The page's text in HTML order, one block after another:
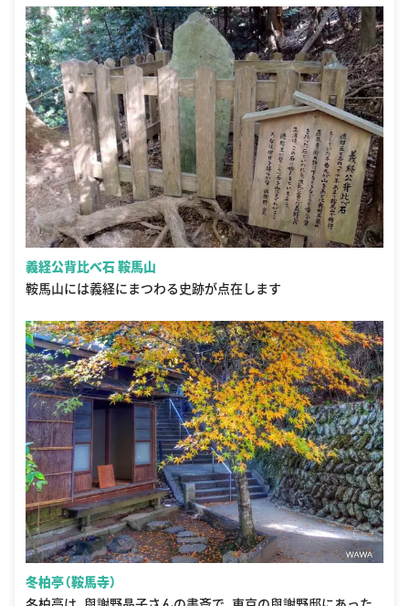
義経公背比べ石 鞍馬山
鞍馬山には義経にまつわる史跡が点在します
冬柏亭（鞍馬寺）